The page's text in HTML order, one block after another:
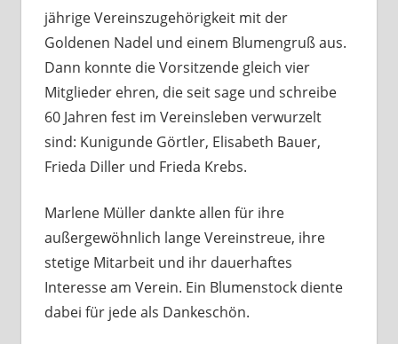
jährige Vereinszugehörigkeit mit der
Goldenen Nadel und einem Blumengruß aus.
Dann konnte die Vorsitzende gleich vier
Mitglieder ehren, die seit sage und schreibe
60 Jahren fest im Vereinsleben verwurzelt
sind: Kunigunde Görtler, Elisabeth Bauer,
Frieda Diller und Frieda Krebs.
Marlene Müller dankte allen für ihre
außergewöhnlich lange Vereinstreue, ihre
stetige Mitarbeit und ihr dauerhaftes
Interesse am Verein. Ein Blumenstock diente
dabei für jede als Dankeschön.